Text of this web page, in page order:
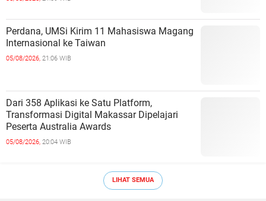
Perdana, UMSi Kirim 11 Mahasiswa Magang
Internasional ke Taiwan
05/08/2026, 21:06 WIB
Dari 358 Aplikasi ke Satu Platform,
Transformasi Digital Makassar Dipelajari
Peserta Australia Awards
05/08/2026, 20:04 WIB
LIHAT SEMUA